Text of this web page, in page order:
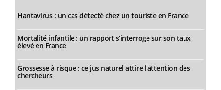
Hantavirus : un cas détecté chez un touriste en France
Mortalité infantile : un rapport s’interroge sur son taux
élevé en France
Grossesse à risque : ce jus naturel attire l'attention des
chercheurs